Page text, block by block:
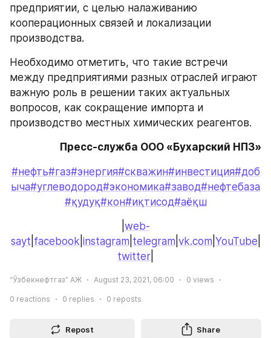
предприятии, с целью налаживанию
кооперационных связей и локализации
производства.
Необходимо отметить, что такие встречи
между предприятиями разных отраслей играют
важную роль в решении таких актуальных
вопросов, как сокращение импорта и
производство местных химических реагентов.
Пресс-служба ООО «Бухарский НПЗ»
#нефть#газ#энергия#скважин#инвестиция#доб
ыча#углеводород#экономика#завод#нефтебаза
#қудуқ#кон#иқтисод#аёқш
web-
sayt facebook instagram telegram vk.com YouTube
twitter
“Ўзбекнефтгаз” АЖ August 23, 2021, 06:00 0 views
0 reactions 0 replies 0 reposts
Repost Share